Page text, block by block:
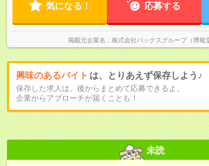
気になる！ 応募する
掲載元企業名 株式会社バックスグループ（博報
興味のあるバイト は、とりあえず保存しよう♪
保存した求人は、後からまとめて応募できるよ。
企業からアプローチが届くことも！
未読